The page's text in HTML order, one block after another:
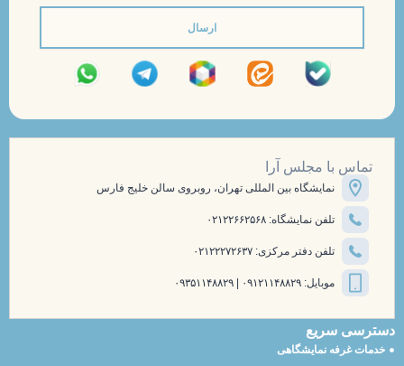
ارسال
تماس با مجلس آرا
نمایشگاه بین المللی تهران، روبروی سالن خلیج فارس
تلفن نمایشگاه: ۰۲۱۲۲۶۶۲۵۶۸
تلفن دفتر مرکزی: ۰۲۱۲۲۲۷۲۶۳۷
موبایل: ۰۹۱۲۱۱۴۸۸۲۹ | ۰۹۳۵۱۱۴۸۸۲۹
دسترسی سریع
خدمات غرفه نمایشگاهی